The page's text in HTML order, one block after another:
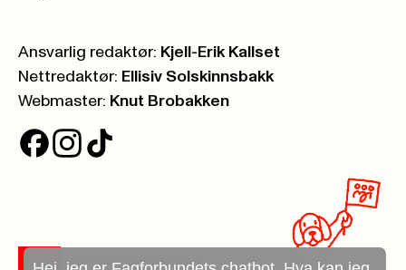
Ansvarlig redaktør: Kjell-Erik Kallset
Nettredaktør: Ellisiv Solskinnsbakk
Webmaster: Knut Brobakken